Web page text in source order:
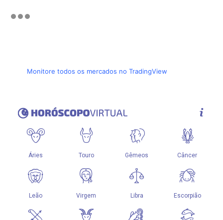
Monitore todos os mercados no TradingView